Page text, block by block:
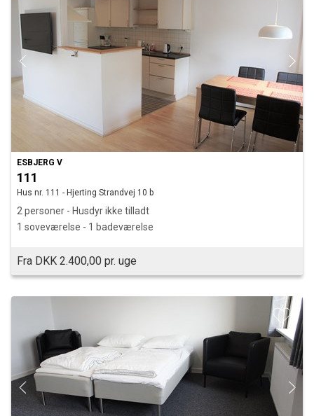
ESBJERG V
111
Hus nr. 111 - Hjerting Strandvej 10 b
2 personer - Husdyr ikke tilladt
1 soveværelse - 1 badeværelse
Fra DKK 2.400,00 pr. uge